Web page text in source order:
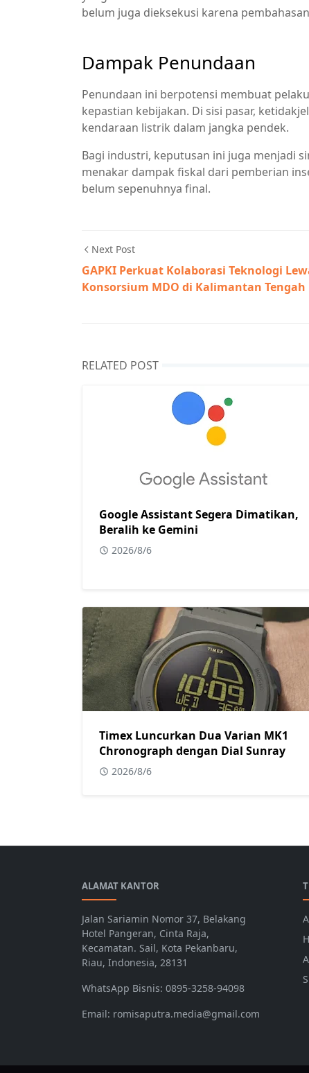
belum juga dieksekusi karena
Dampak Penundaan
Penundaan ini berpotensi membuat
kepastian kebijakan. Di sisi pasar,
kendaraan listrik dalam jangka pendek.
Bagi industri, keputusan ini juga menjadi
menakar dampak fiskal dari pemberian
belum sepenuhnya final.
Next Post
GAPKI Perkuat Kolaborasi Teknologi
Konsorsium MDO di Kalimantan Tengah
RELATED POST
Google Assistant Segera Dimatikan,
Beralih ke Gemini
2026/8/6
Timex Luncurkan Dua Varian MK1
Chronograph dengan Dial Sunray
2026/8/6
ALAMAT KANTOR
Jalan Sariamin Nomor 37, Belakang
Hotel Pangeran, Cinta Raja,
Kecamatan. Sail, Kota Pekanbaru,
Riau, Indonesia, 28131
WhatsApp Bisnis: 0895-3258-94098
Email: romisaputra.media@gmail.com